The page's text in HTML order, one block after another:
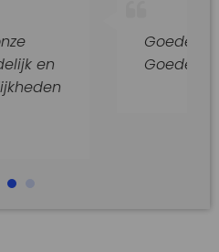
Goede hulp en adviezen.
Goede begeleiding van dit